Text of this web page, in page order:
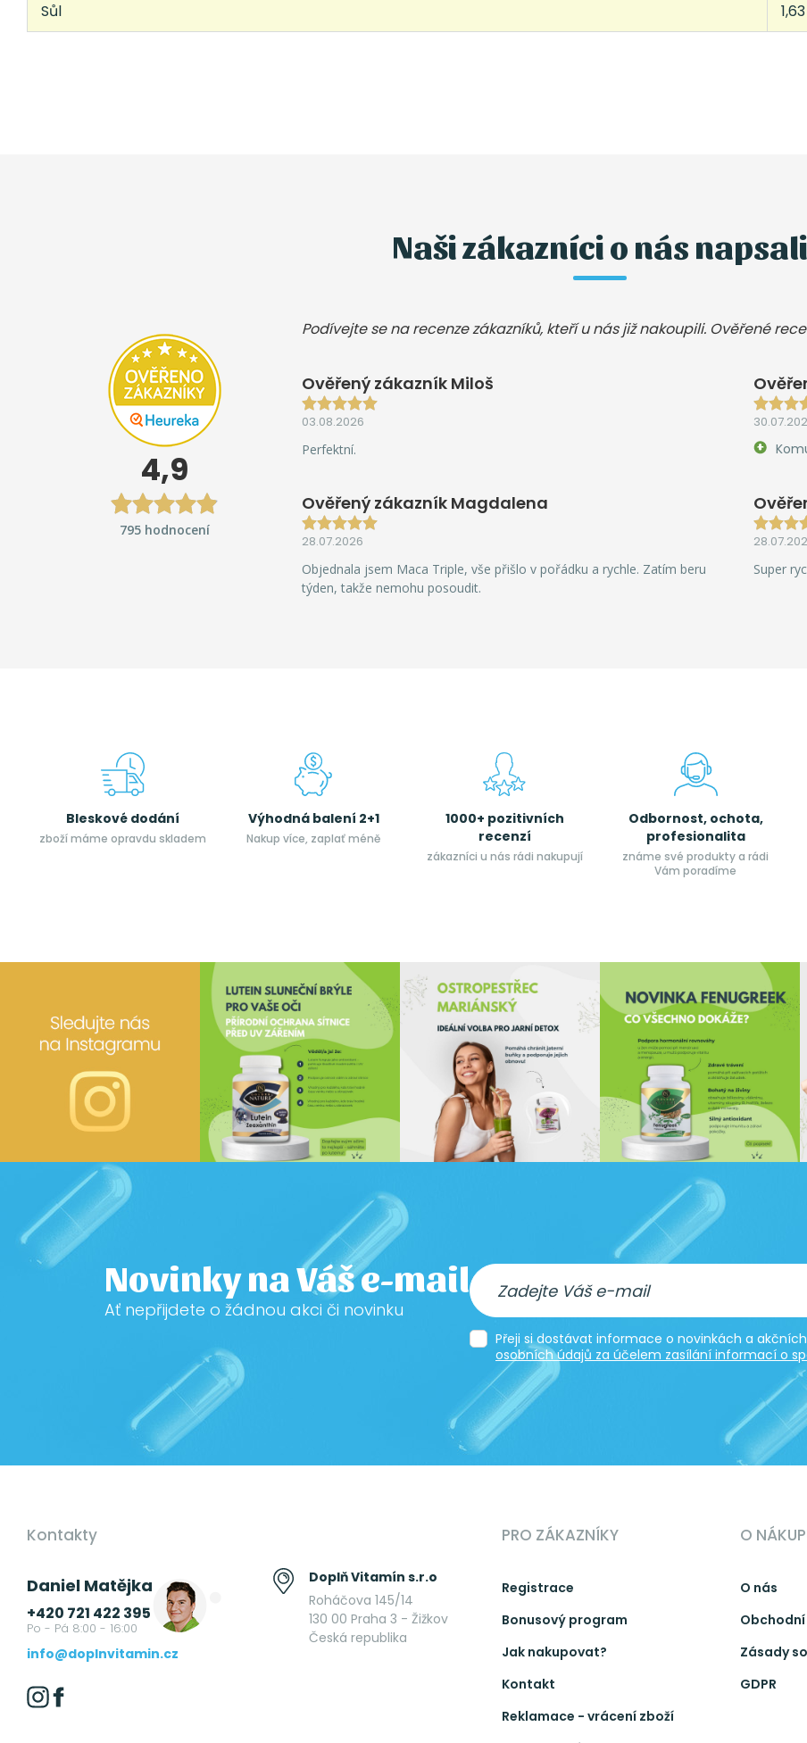
Sůl
Naši zákazníci o nás napsali
4,9
795 hodnocení
Podívejte se na recenze zákazníků, kteří u nás již nakoupili. Ověřené
Ověřený zákazník Miloš
03.08.2026
Perfektní.
Ověřený zákazník Magdalena
28.07.2026
Objednala jsem Maca Triple, vše přišlo v pořádku a rychle. Zatím beru
týden, takže nemohu posoudit.
Super
Bleskové dodání
zboží máme opravdu skladem
Výhodná balení 2+1
Nakup více, zaplať méně
1000+ pozitivních
recenzí
zákazníci u nás rádi nakupují
Odbornost, ochota,
profesionalita
známe své produkty a rádi
Vám poradíme
Novinky na Váš e-mail
Ať nepřijdete o žádnou akci či novinku
Přeji si dostávat informace o novinkách a
osobních údajů za účelem zasílání informací o
Kontakty
Daniel Matějka
+420 721 422 395
Po - Pá 8:00 - 16:00
info@doplnvitamin.cz
Doplň Vitamín s.r.o
Roháčova 145/14
130 00 Praha 3 - Žižkov
Česká republika
PRO ZÁKAZNÍKY
Registrace
Bonusový program
Jak nakupovat?
Kontakt
Reklamace - vrácení zboží
O
O nás
Zásady
GDPR